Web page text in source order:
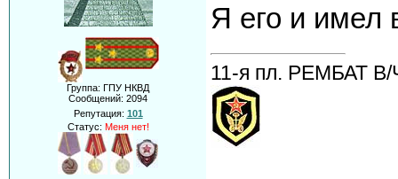
Группа: ГПУ НКВД
Сообщений: 2094
Репутация: 101
Статус: Меня нет!
Я его и имел
11-я пл. РЕМБАТ